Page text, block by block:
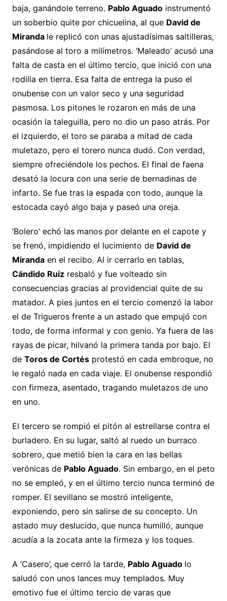
baja, ganándole terreno. Pablo Aguadoinstrumentó
un soberbio quite por chicuelina, al que David de
Miranda le replicó con unas ajustadísimas saltilleras,
pasándose al toro a milímetros. ‘Maleado’ acusó una
falta de casta en el último tercio, que inició con una
rodilla en tierra. Esa falta de entrega la puso el
onubense con un valor seco y una seguridad
pasmosa. Los pitones le rozaron en más de una
ocasión la taleguilla, pero no dio un paso atrás. Por
el izquierdo, el toro se paraba a mitad de cada
muletazo, pero el torero nunca dudó. Con verdad,
siempre ofreciéndole los pechos. El final de faena
desató la locura con una serie de bernadinas de
infarto. Se fue tras la espada con todo, aunque la
estocada cayó algo baja y paseó una oreja.
‘Bolero’ echó las manos por delante en el capote y
se frenó, impidiendo el lucimiento de David de
Mirandaen el recibo. Al ir cerrarlo en tablas,
Cándido Ruizresbaló y fue volteado sin
consecuencias gracias al providencial quite de su
matador. A pies juntos en el tercio comenzó la labor
el de Trigueros frente a un astado que empujó con
todo, de forma informal y con genio. Ya fuera de las
rayas de picar, hilvanó la primera tanda por bajo. El
de Toros de Cortésprotestó en cada embroque, no
le regaló nada en cada viaje. El onubense respondió
con firmeza, asentado, tragando muletazos de uno
en uno.
El tercero se rompió el pitón al estrellarse contra el
burladero. En su lugar, saltó al ruedo un burraco
sobrero, que metió bien la cara en las bellas
verónicas de Pablo Aguado. Sin embargo, en el peto
no se empleó, y en el último tercio nunca terminó de
romper. El sevillano se mostró inteligente,
exponiendo, pero sin salirse de su concepto. Un
astado muy deslucido, que nunca humilló, aunque
acudía a la zocata ante la firmeza y los toques.
A ‘Casero’, que cerró la tarde, Pablo Aguado lo
saludó con unos lances muy templados. Muy
emotivo fue el último tercio de varas que